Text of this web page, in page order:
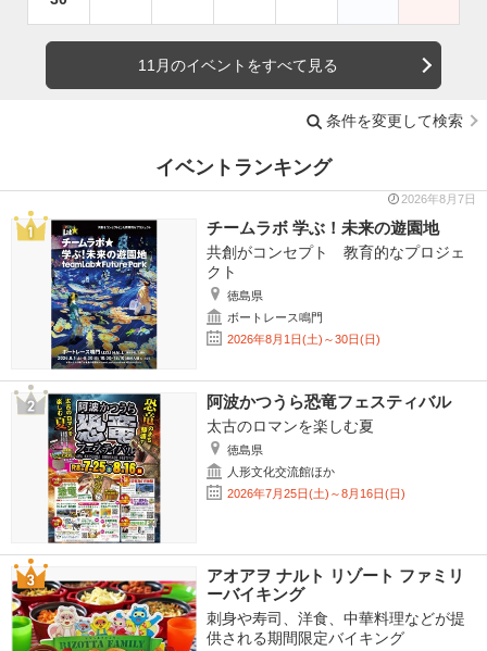
11月のイベントをすべて見る
条件を変更して検索
イベントランキング
2026年8月7日
チームラボ 学ぶ！未来の遊園地
共創がコンセプト 教育的なプロジェ
クト
徳島県
ボートレース鳴門
2026年8月1日(土)～30日(日)
阿波かつうら恐竜フェスティバル
太古のロマンを楽しむ夏
徳島県
人形文化交流館ほか
2026年7月25日(土)～8月16日(日)
アオアヲ ナルト リゾート ファミリ
ーバイキング
刺身や寿司、洋食、中華料理などが提
供される期間限定バイキング